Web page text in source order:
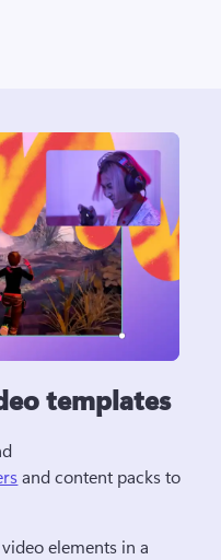
templates
and content packs to
elements in a